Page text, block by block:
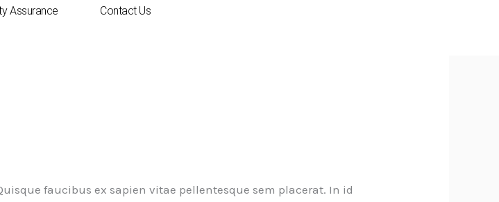
Assurance Contact Us
faucibus ex sapien vitae pellentesque sem placerat. In id